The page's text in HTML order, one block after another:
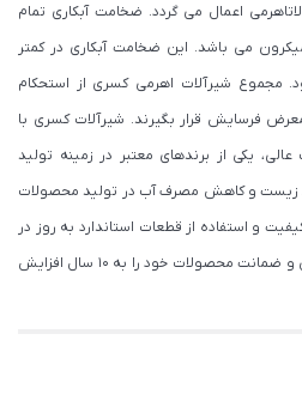
اعمال می گردد. ضخامت آبکاری تمام
شرکت کسری حدود ۲۰ میکرون می باشد. این ضخامت آبکاری در کمتر
شیرآلات اهرمی کسری از استحکام
فرسایش قرار بگیرند. شیرآلات کسری با
عالی، یکی از برندهای معتبر در زمینه تولید
و کاهش مصرف آب در تولید محصولات
و استفاده از قطعات استاندارد به روز در
شیرآلات کسری، شرکت کسری گارانتی و ضمانت محصولات خود را به 10 سال افزایش